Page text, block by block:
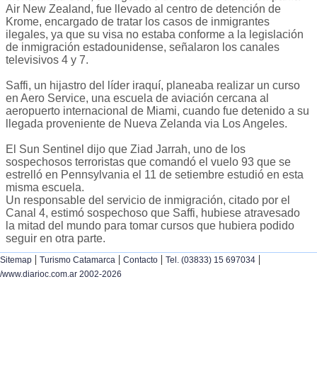
Air New Zealand, fue llevado al centro de detención de
Krome, encargado de tratar los casos de inmigrantes
ilegales, ya que su visa no estaba conforme a la legislación
de inmigración estadounidense, señalaron los canales
televisivos 4 y 7.
Saffi, un hijastro del líder iraquí, planeaba realizar un curso
en Aero Service, una escuela de aviación cercana al
aeropuerto internacional de Miami, cuando fue detenido a su
llegada proveniente de Nueva Zelanda via Los Angeles.
El Sun Sentinel dijo que Ziad Jarrah, uno de los
sospechosos terroristas que comandó el vuelo 93 que se
estrelló en Pennsylvania el 11 de setiembre estudió en esta
misma escuela.
Un responsable del servicio de inmigración, citado por el
Canal 4, estimó sospechoso que Saffi, hubiese atravesado
la mitad del mundo para tomar cursos que hubiera podido
seguir en otra parte.
Sitemap | Turismo Catamarca | Contacto | Tel. (03833) 15 697034 |
/www.diarioc.com.ar 2002-2026